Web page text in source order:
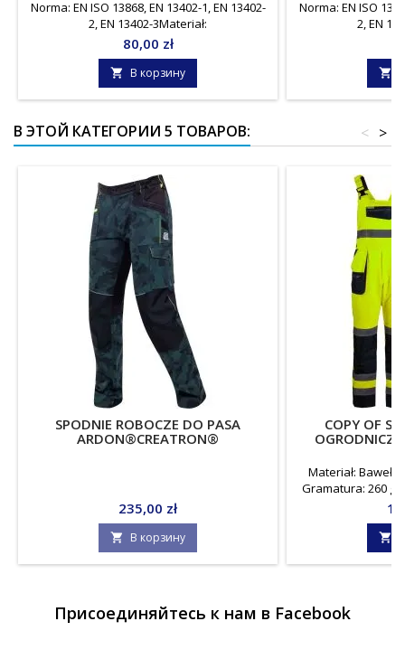
Norma: EN ISO 13868, EN 13402-1, EN 13402-
2, EN 13402-3Materiał:
80%poliester/20%bawełnaGramatura: 270
g/m²Jednostka mary: Sztuka
Цена
80,00 zł
 В корзину
Norma: EN ISO
2, EN
g/

В ЭТОЙ КАТЕГОРИИ 5 ТОВАРОВ: >
<
SPODNIE ROBOCZE DO PASA
ARDON®CREATRON®
Цена
235,00 zł
 В корзину
COPY OF
Materiał:
Gramatura: 260 g
ISO

Присоединяйтесь к нам в Facebook